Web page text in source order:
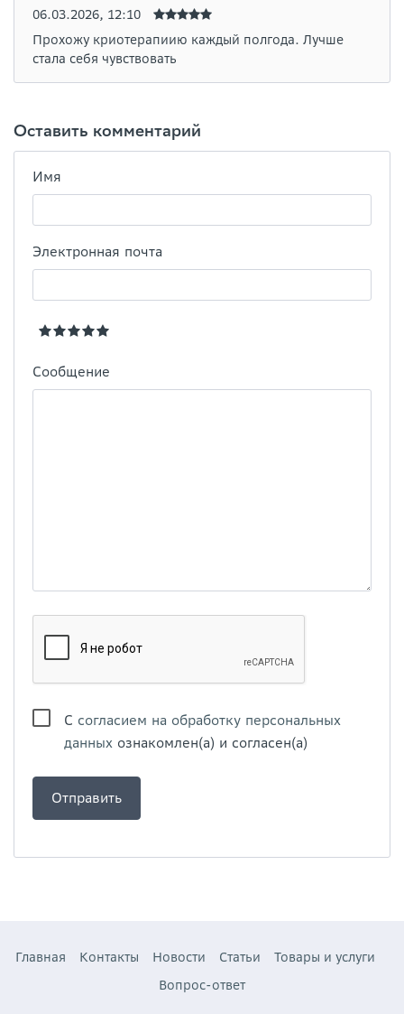
06.03.2026, 12:10
Прохожу криотерапиию каждый полгода. Лучше
стала себя чувствовать
Оставить комментарий
Имя
Электронная почта
Сообщение
С согласием на обработку персональных
данных ознакомлен(а) и согласен(а)
Главная Контакты Новости Статьи
Товары и услуги
Вопрос-ответ